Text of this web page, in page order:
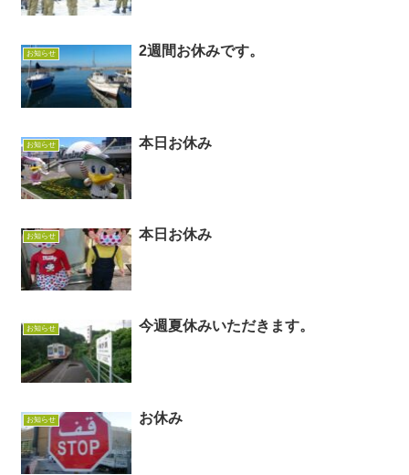
お知らせ 2週間お休みです。
お知らせ 本日お休み
お知らせ 本日お休み
お知らせ 今週夏休みいただきます。
お知らせ お休み